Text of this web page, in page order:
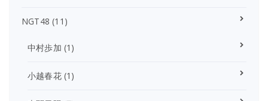
NGT48 (11)
中村歩加 (1)
小越春花(1)